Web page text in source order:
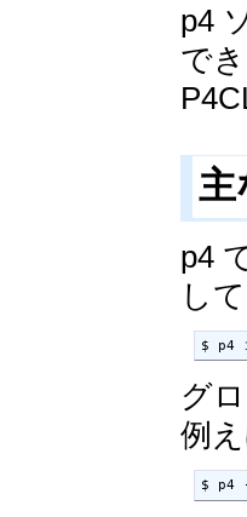
p4
で
主
p4
し
$ p4
グ
例
$ p4 -